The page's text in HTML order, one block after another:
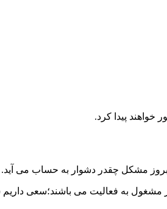
پیدا کرد.
مشکل چقدر دشوار به حساب می آید.
با چندین ساله سابقه در این مرکز مشغول به فعالیت می